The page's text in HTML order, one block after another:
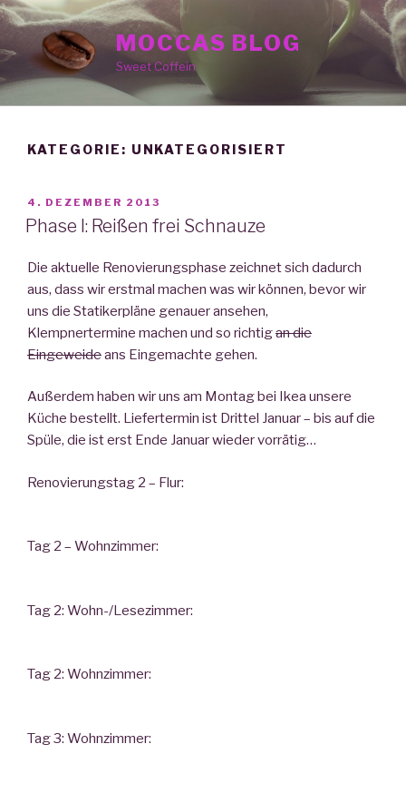
Zum
Inhalt
springen
MOCCAS BLOG
Sweet Coffein
KATEGORIE: UNKATEGORISIERT
VERÖFFENTLICHT
AM
4. DEZEMBER 2013
Phase I: Reißen frei Schnauze
Die aktuelle Renovierungsphase zeichnet sich dadurch
aus, dass wir erstmal machen was wir können, bevor wir
uns die Statikerpläne genauer ansehen,
Klempnertermine machen und so richtigan die
Eingeweideans Eingemachte gehen.
Außerdem haben wir uns am Montag bei Ikea unsere
Küche bestellt. Liefertermin ist Drittel Januar – bis auf die
Spüle, die ist erst Ende Januar wieder vorrätig…
Renovierungstag 2 – Flur:
Tag 2 – Wohnzimmer:
Tag 2: Wohn-/Lesezimmer:
Tag 2: Wohnzimmer:
Tag 3: Wohnzimmer: